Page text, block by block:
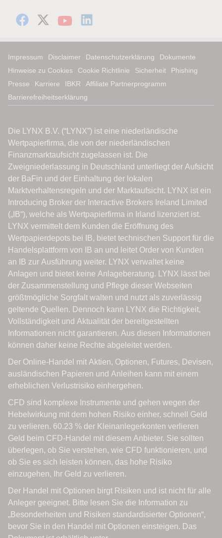
Impressum Disclaimer Datenschutzerklärung
Dokumente
Hinweise zu Cookies
Cookie Richtlinie Sicherheit
Phishing
Presse
Karriere IBKR
Affiliate Partnerprogramm
Barrierefreiheitserklärung